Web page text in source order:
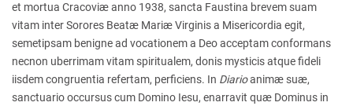
et mortua Cracoviæ anno 1938, sancta Faustina brevem suam
vitam inter Sorores Beatæ Mariæ Virginis a Misericordia egit,
semetipsam benigne ad vocationem a Deo acceptam conformans
necnon uberrimam vitam spiritualem, donis mysticis atque fideli
iisdem congruentia refertam, perficiens. In Diarioanimæ suæ,
sanctuario occursus cum Domino Iesu, enarravit quæ Dominus in